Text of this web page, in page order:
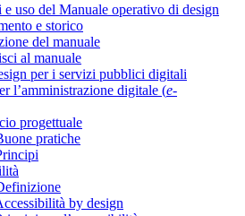
e uso del Manuale operativo di design
e storico
del manuale
al manuale
per i servizi pubblici digitali
l’amministrazione digitale (e-
progettuale
pratiche
by design